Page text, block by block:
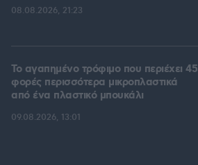
08.08.2026, 21:23
Το αγαπημένο τρόφιμο που περιέχει 45
φορές περισσότερα μικροπλαστικά
από ένα πλαστικό μπουκάλι
09.08.2026, 13:01